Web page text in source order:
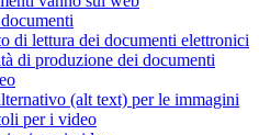
di lettura dei documenti elettronici
di produzione dei documenti
(alt text) per le immagini
per i video